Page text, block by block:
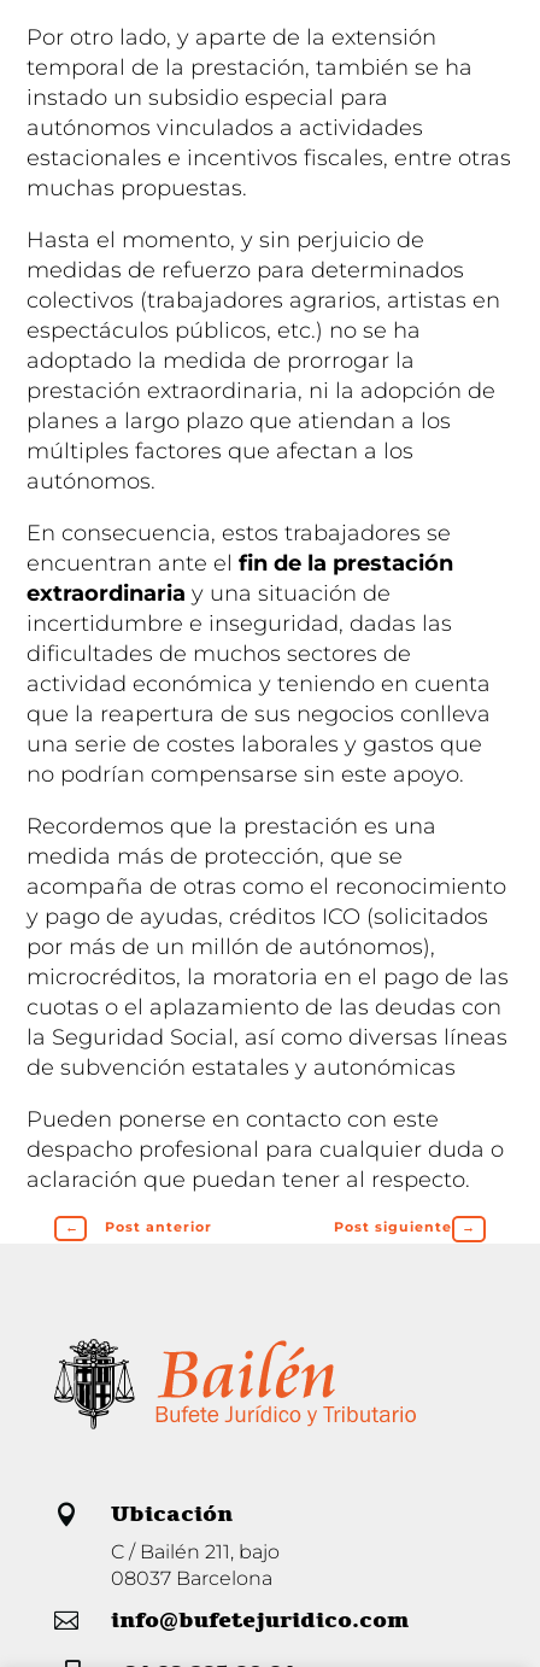
Por otro lado, y aparte de la extensión
temporal de la prestación, también se ha
instado un subsidio especial para
autónomos vinculados a actividades
estacionales e incentivos fiscales, entre otras
muchas propuestas.
Hasta el momento, y sin perjuicio de
medidas de refuerzo para determinados
colectivos (trabajadores agrarios, artistas en
espectáculos públicos, etc.) no se ha
adoptado la medida de prorrogar la
prestación extraordinaria, ni la adopción de
planes a largo plazo que atiendan a los
múltiples factores que afectan a los
autónomos.
En consecuencia, estos trabajadores se
encuentran ante elfin de la prestación
extraordinaria y una situación de
incertidumbre e inseguridad, dadas las
dificultades de muchos sectores de
actividad económica y teniendo en cuenta
que la reapertura de sus negocios conlleva
una serie de costes laborales y gastos que
no podrían compensarse sin este apoyo.
Recordemos que la prestación es una
medida más de protección, que se
acompaña de otras como el reconocimiento
y pago de ayudas, créditos ICO (solicitados
por más de un millón de autónomos),
microcréditos, la moratoria en el pago de las
cuotas o el aplazamiento de las deudas con
la Seguridad Social, así como diversas líneas
de subvención estatales y autonómicas
Pueden ponerse en contacto con este
despacho profesional para cualquier duda o
aclaración que puedan tener al respecto.
← Post anterior Post siguiente →
 Ubicación
C / Bailén 211, bajo
08037 Barcelona
 info@bufetejuridico.com